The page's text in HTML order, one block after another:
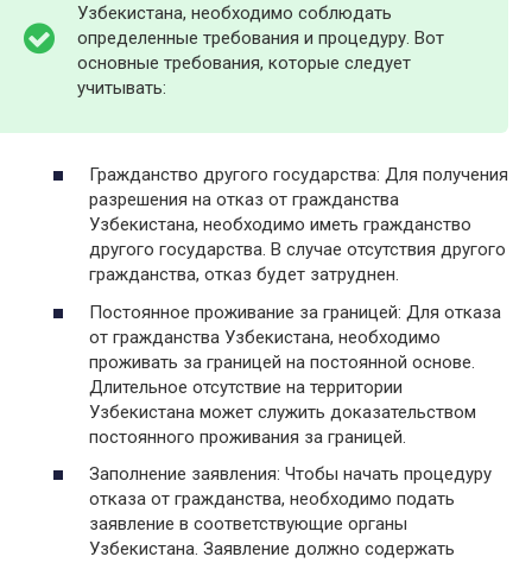
Узбекистана, необходимо соблюдать
определенные требования и процедуру. Вот
основные требования, которые следует
учитывать:
Гражданство другого государства: Для получения
разрешения на отказ от гражданства
Узбекистана, необходимо иметь гражданство
другого государства. В случае отсутствия другого
гражданства, отказ будет затруднен.
Постоянное проживание за границей: Для отказа
от гражданства Узбекистана, необходимо
проживать за границей на постоянной основе.
Длительное отсутствие на территории
Узбекистана может служить доказательством
постоянного проживания за границей.
Заполнение заявления: Чтобы начать процедуру
отказа от гражданства, необходимо подать
заявление в соответствующие органы
Узбекистана. Заявление должно содержать